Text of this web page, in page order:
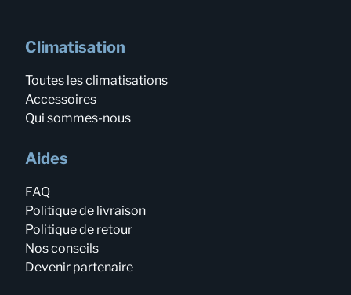
Climatisation
Toutes les climatisations
Accessoires
Qui sommes-nous
Aides
FAQ
Politique de livraison
Politique de retour
Nos conseils
Devenir partenaire